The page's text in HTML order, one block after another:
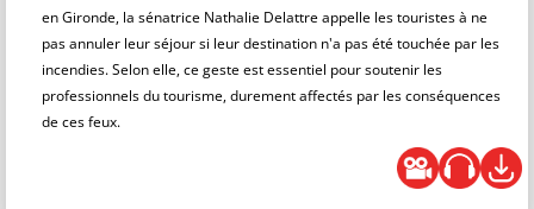
en Gironde, la sénatrice Nathalie Delattre appelle les touristes à ne
pas annuler leur séjour si leur destination n'a pas été touchée par les
incendies. Selon elle, ce geste est essentiel pour soutenir les
professionnels du tourisme, durement affectés par les conséquences
de ces feux.